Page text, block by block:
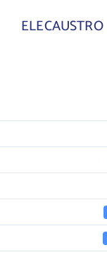
ELECAUSTRO